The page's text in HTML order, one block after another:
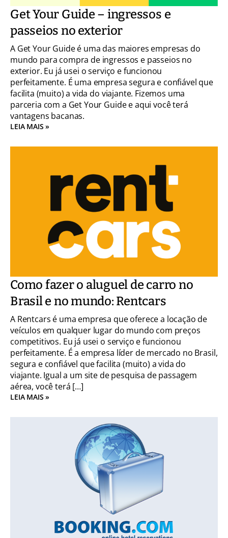
Get Your Guide – ingressos e
passeios no exterior
A Get Your Guide é uma das maiores empresas do
mundo para compra de ingressos e passeios no
exterior. Eu já usei o serviço e funcionou
perfeitamente. É uma empresa segura e confiável que
facilita (muito) a vida do viajante. Fizemos uma
parceria com a Get Your Guide e aqui você terá
vantagens bacanas.
LEIA MAIS »
Como fazer o aluguel de carro no
Brasil e no mundo: Rentcars
A Rentcars é uma empresa que oferece a locação de
veículos em qualquer lugar do mundo com preços
competitivos. Eu já usei o serviço e funcionou
perfeitamente. É a empresa líder de mercado no Brasil,
segura e confiável que facilita (muito) a vida do
viajante. Igual a um site de pesquisa de passagem
aérea, você terá […]
LEIA MAIS »